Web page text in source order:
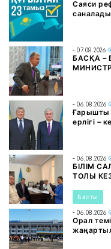
Саяси
саналады
- 07.08.2026
БАСҚА –
- 06.08.2026
Ғарышты
ерлігі –
- 06.08.2026
БІЛІМ
ТОЛЫ
Басты
- 06.08.2026
Орал